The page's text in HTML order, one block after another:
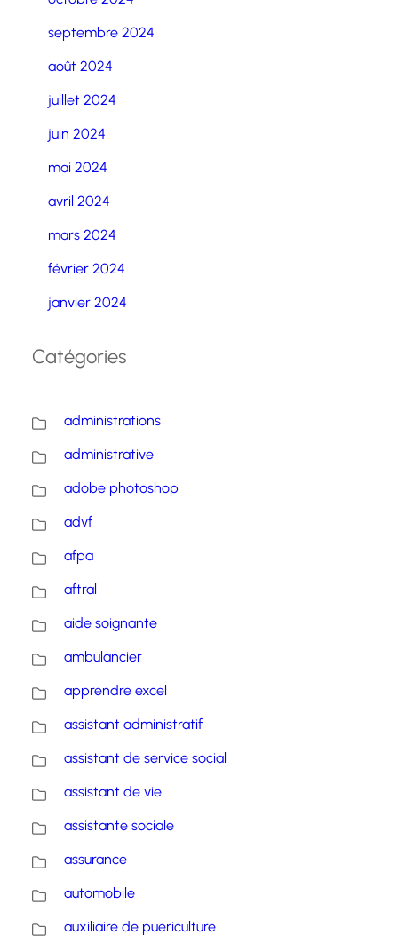
septembre 2024
août 2024
juillet 2024
juin 2024
mai 2024
avril 2024
mars 2024
février 2024
janvier 2024
Catégories
administrations
administrative
adobe photoshop
advf
afpa
aftral
aide soignante
ambulancier
apprendre excel
assistant administratif
assistant de service social
assistant de vie
assistante sociale
assurance
automobile
auxiliaire de puericulture